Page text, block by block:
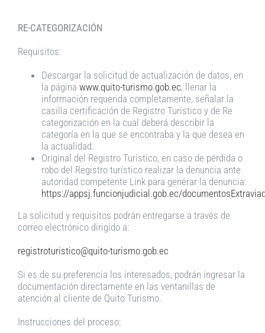
RE-CATEGORIZACIÓN
Requisitos:
Descargar la solicitud de actualización de datos, en
la página www.quito-turismo.gob.ec, llenar la
información requerida completamente, señalar la
casilla certificación de Registro Turístico y de Re
categorización en la cual deberá describir la
categoría en la que se encontraba y la que desea en
la actualidad.
Original del Registro Turístico, en caso de pérdida o
robo del Registro turístico realizar la denuncia ante
autoridad competente Link para generar la denuncia:
https://appsj.funcionjudicial.gob.ec/
La solicitud y requisitos podrán entregarse a través de
correo electrónico dirigido a:
registroturistico@quito-turismo.gob.ec
Si es de su preferencia los interesados, podrán ingresar la
documentación directamente en las ventanillas de
atención al cliente de Quito Turismo.
Instrucciones del proceso: